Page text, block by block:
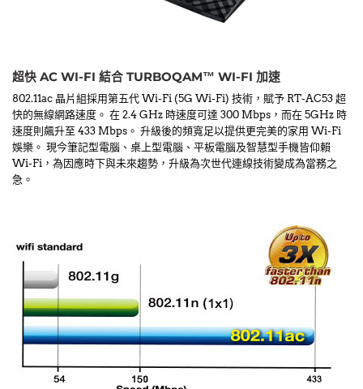
超快 AC WI-FI 結合 TURBOQAM™ WI-FI 加速
802.11ac 晶片組採用第五代 Wi-Fi (5G Wi-Fi) 技術，賦予 RT-AC53 超
快的無線網路速度。 在 2.4 GHz 時速度可達 300 Mbps，而在 5GHz 時
速度則飆升至 433 Mbps。 升級後的頻寬足以提供更完美的家用 Wi-Fi
娛樂。 現今筆記型電腦、桌上型電腦、平板電腦及智慧型手機皆仰賴
Wi-Fi，為因應時下與未來趨勢，升級為次世代連線技術變成為當務之
急。